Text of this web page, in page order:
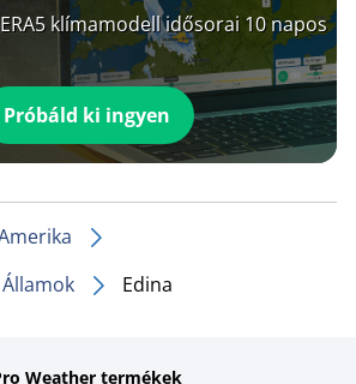
klímamodell idősorai 10 napos
Próbáld ki ingyen
Edina
Weather termékek